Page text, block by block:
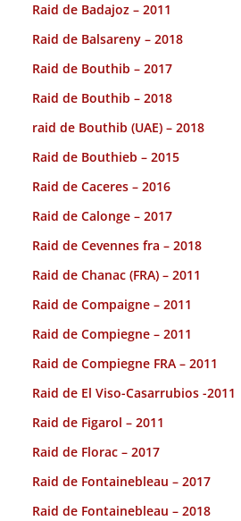
Raid de Badajoz – 2011
Raid de Balsareny – 2018
Raid de Bouthib – 2017
Raid de Bouthib – 2018
raid de Bouthib (UAE) – 2018
Raid de Bouthieb – 2015
Raid de Caceres – 2016
Raid de Calonge – 2017
Raid de Cevennes fra – 2018
Raid de Chanac (FRA) – 2011
Raid de Compaigne – 2011
Raid de Compiegne – 2011
Raid de Compiegne FRA – 2011
Raid de El Viso-Casarrubios -2011
Raid de Figarol – 2011
Raid de Florac – 2017
Raid de Fontainebleau – 2017
Raid de Fontainebleau – 2018